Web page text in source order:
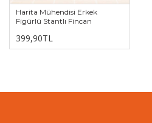
Harita Mühendisi Erkek
Figürlü Stantlı Fincan
399,90TL